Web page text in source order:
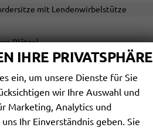
mit Lendenwirbelstütze
Plätze)
IHRE PRIVATSPHÄRE
ein, um unsere Dienste für Sie
wir Ihre Auswahl und
Marketing, Analytics und
Ihr Einverständnis geben. Sie